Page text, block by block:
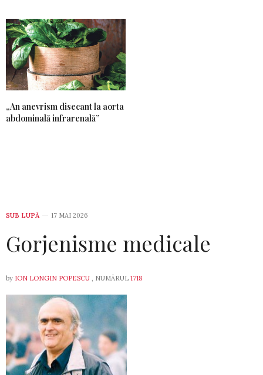
„An anevrism disecant la aorta
abdominală infrarenală”
SUB LUPĂ 17 MAI 2026
Gorjenisme medicale
by ION LONGIN POPESCU , NUMĂRUL 1718